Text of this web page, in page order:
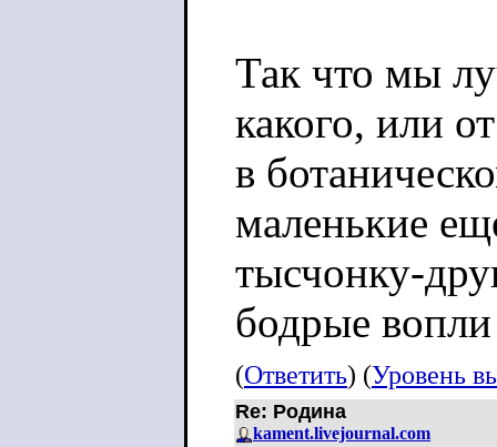
Так что мы
какого, или
в
маленькие
тысчонку-
бодрые
(Ответить) (Уровень
Re: Родина
kament.livejournal.com